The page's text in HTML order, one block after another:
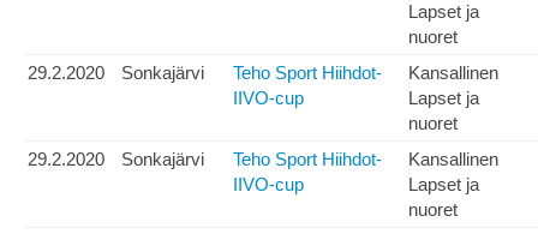
Lapset ja
nuoret
29.2.2020
Sonkajärvi
Teho Sport Hiihdot-
IIVO-cup
Kansallinen
Lapset ja
nuoret
29.2.2020
Sonkajärvi
Teho Sport Hiihdot-
IIVO-cup
Kansallinen
Lapset ja
nuoret